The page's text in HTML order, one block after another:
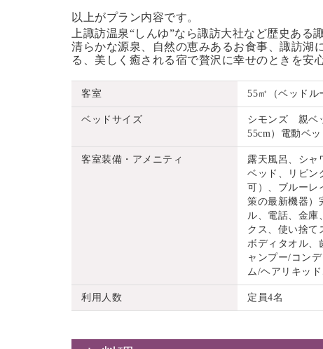
以上がプラン内容です。
上諏訪温泉“しんゆ”なら諏訪大社など歴史ある
清らかな源泉、自然の恵みあるお食事、諏訪湖
る、美しく癒される宿で贅沢に幸せのときを安
客室 55㎡（ベッドル
ベッドサイズ
シモンズ 親ベ
55cm）電動ベッ
客室装備・アメニティ
露天風呂、シャ
ベッド、リビン
可）、ブルーレ
策の最新機器）
ル、電話、金庫
クス、使い捨て
ボディタオル、
ャンプー/コン
ム/ヘアリキッ
利用人数 定員4名